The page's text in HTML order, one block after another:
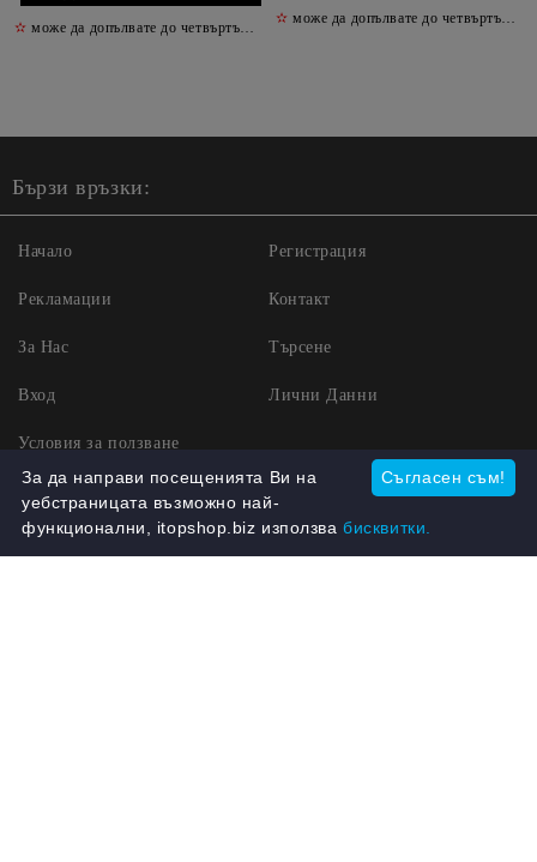
✫ може да допълвате до четвъртък включително ✫
✫ може да допълвате до четвъртък включително
Бързи връзки:
Начало
Рекламации
За Нас
Вход
Регистрация
Контакт
Търсене
Лични Данни
Условия за ползване
Куриерски услуги
Информация за контакти:
Съгласен съм!
За да направи посещенията Ви на
уебстраницата възможно най-
функционални, itopshop.biz използвабисквитки.